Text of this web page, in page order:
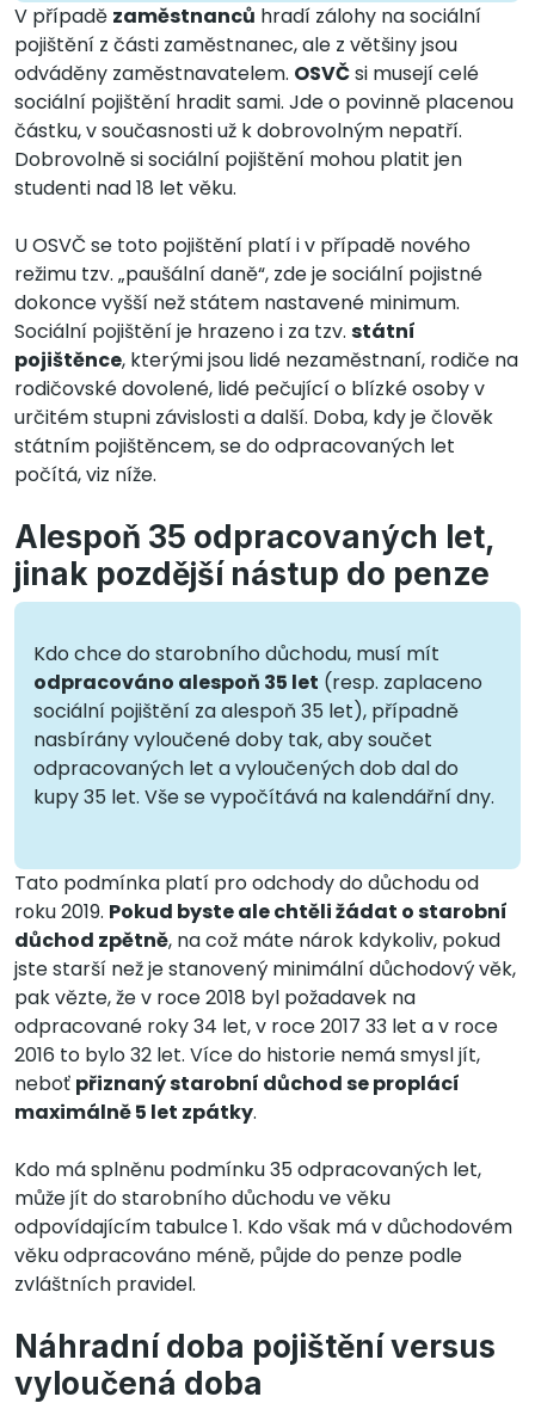
V případě zaměstnanců hradí zálohy na sociální
pojištění z části zaměstnanec, ale z většiny jsou
odváděny zaměstnavatelem. OSVČsi musejí celé
sociální pojištění hradit sami. Jde o povinně placenou
částku, v současnosti už k dobrovolným nepatří.
Dobrovolně si sociální pojištění mohou platit jen
studenti nad 18 let věku.
U OSVČ se toto pojištění platí i v případě nového
režimu tzv. „paušální daně“, zde je sociální pojistné
dokonce vyšší než státem nastavené minimum.
Sociální pojištění je hrazeno i za tzv. státní
pojištěnce, kterými jsou lidé nezaměstnaní, rodiče na
rodičovské dovolené, lidé pečující o blízké osoby v
určitém stupni závislosti a další. Doba, kdy je člověk
státním pojištěncem, se do odpracovaných let
počítá, viz níže.
Alespoň 35 odpracovaných let,
jinak pozdější nástup do penze
Kdo chce do starobního důchodu, musí mít
odpracováno alespoň 35 let (resp. zaplaceno
sociální pojištění za alespoň 35 let), případně
nasbírány vyloučené doby tak, aby součet
odpracovaných let a vyloučených dob dal do
kupy 35 let. Vše se vypočítává na kalendářní dny.
Tato podmínka platí pro odchody do důchodu od
roku 2019. Pokud byste ale chtěli žádat o starobní
důchod zpětně, na což máte nárok kdykoliv, pokud
jste starší než je stanovený minimální důchodový věk,
pak vězte, že v roce 2018 byl požadavek na
odpracované roky 34 let, v roce 2017 33 let a v roce
2016 to bylo 32 let. Více do historie nemá smysl jít,
neboť přiznaný starobní důchod se proplácí
maximálně 5 let zpátky.
Kdo má splněnu podmínku 35 odpracovaných let,
může jít do starobního důchodu ve věku
odpovídajícím tabulce 1. Kdo však má v důchodovém
věku odpracováno méně, půjde do penze podle
zvláštních pravidel.
Náhradní doba pojištění versus
vyloučená doba